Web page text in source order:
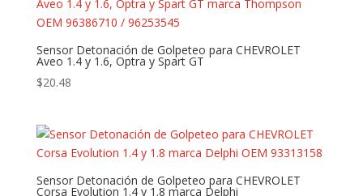
Sensor Detonación de Golpeteo para CHEVROLET
Aveo 1.4 y 1.6, Optra y Spart GT
$20.48
Sensor Detonación de Golpeteo para CHEVROLET
Corsa Evolution 1.4 y 1.8 marca Delphi